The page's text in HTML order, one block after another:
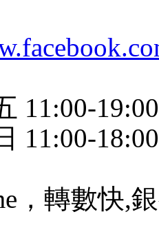
11:00-19:00
11:00-18:00
，轉數快,